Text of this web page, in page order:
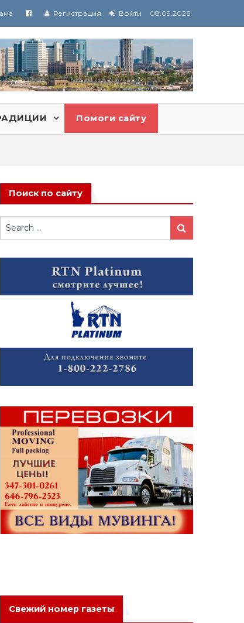
Регистрация Войти 08.09.2026
Помоги сайту
Поиск по сайту
Search
for:
Search
Свежий номер газеты